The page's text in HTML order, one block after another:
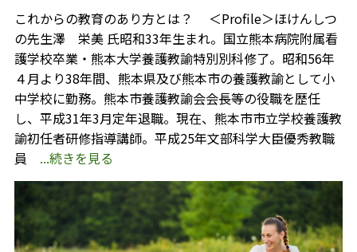
これからの教育のあり方とは？ ＜Profile＞ほけんしつ
の先生澤 栄美 氏昭和33年生まれ。国立熊本病院附属看
護学校卒業・熊本大学養護教諭特別別科修了。昭和56年
４月より38年間、熊本県及び熊本市の養護教諭として小
中学校に勤務。熊本市養護教諭会会長等の役職を歴任
し、平成31年3月定年退職。現在、熊本市市立学校養護教
諭初任者研修指導講師。平成25年文部科学大臣優秀教職
員 ...続きを見る